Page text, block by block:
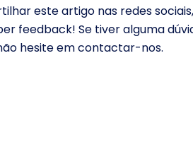
este artigo nas redes
feedback! Se tiver alguma
hesite em contactar-nos.